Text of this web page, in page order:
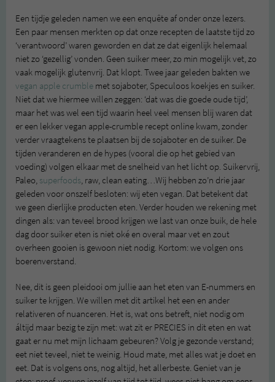
Een tijdje geleden namen we een enquête af onder onze lezers.
Een paar mensen merkten op dat onze recepten de laatste tijd zo
‘verantwoord’ waren geworden en dat ze dat eigenlijk helemaal
niet zo ‘gezellig’ vonden. Geen suiker meer, zo min mogelijk vet, zo
vaak mogelijk glutenvrij. Dat klopt. Twee jaar geleden bakten we
vegan apple crumble met sojaboter, Speculoos koekjes en suiker.
Niet dat we hiermee willen zeggen: ‘dat was die goede oude tijd’,
maar het was wel een tijd waarin heel veel mensen blij waren dat
er een lekker vegan apple-crumble recept online kwam, zonder
verder vraagtekens te plaatsen bij de sojaboter en de suiker. De
tijden veranderen en de hypes (vooral die op het gebied van
voeding) volgen elkaar met de snelheid van het licht op. Suikervrij,
Paleo, superfoods, raw, clean eating…Wij hebben zo’n drie jaar
geleden voor onszelf besloten: wij eten vegan. Dat betekent dat
we geen dierlijke producten eten. Verder houden we rekening met
dingen als: van teveel brood krijgen we last van onze buik, de hele
dag door suiker eten is niet oké en overal maar vet en zout
overheen gooien is gewoon niet nodig. Kortom: we volgen ons
boerenverstand.
Nee, dit is geen pleidooi om jullie aan het eten van E-nummers en
suiker te krijgen. We willen met dit artikel het een en ander
relativeren of nuanceren. Het is, wat ons betreft, niet nodig om
áltijd maar bezig te zijn met: wat zit er PRECIES in dit eten en wat
gaat er nu met mijn lichaam gebeuren? Volg je gezonde verstand;
eet niet teveel, niet te weinig. Houd mate, met alles wat je doet en
eet. Dat is volgens ons, nog altijd, het allerbeste. Geniet van je